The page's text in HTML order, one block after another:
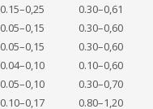
0.15–0,25
0.30–0,61
0.05–0,15
0.30–0,60
0.05–0,15
0.30–0,60
0.04–0,10
0.10–0,60
0.05–0,10
0.30–0,70
0.10–0,17
0.80–1,20